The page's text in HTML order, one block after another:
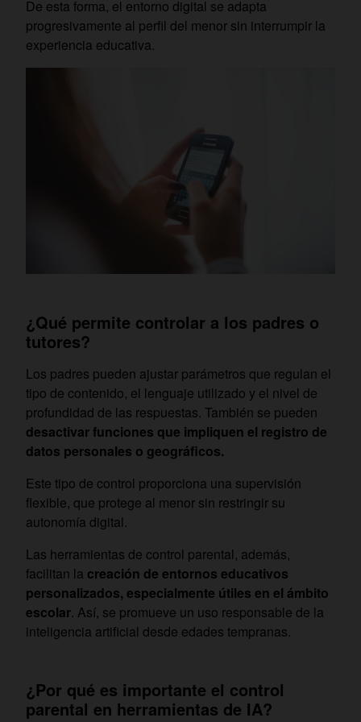
De esta forma, el entorno digital se adapta
progresivamente al perfil del menor sin interrumpir la
experiencia educativa.
¿Qué permite controlar a los padres o
tutores?
Los padres pueden ajustar parámetros que regulan el
tipo de contenido, el lenguaje utilizado y el nivel de
profundidad de las respuestas. También se pueden
desactivar funciones que impliquen el registro de
datos personales o geográficos.
Este tipo de control proporciona una supervisión
flexible, que protege al menor sin restringir su
autonomía digital.
Las herramientas de control parental, además,
facilitan la creación de entornos educativos
personalizados, especialmente útiles en el ámbito
escolar. Así, se promueve un uso responsable de la
inteligencia artificial desde edades tempranas.
¿Por qué es importante el control
parental en herramientas de IA?